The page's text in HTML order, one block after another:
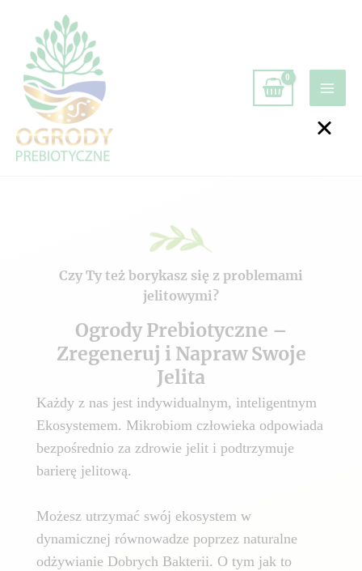
Czy Ty też borykasz się z problemami
jelitowymi?
Ogrody Prebiotyczne –
Zregeneruj i Napraw Swoje
Jelita
Każdy z nas jest indywidualnym, inteligentnym
Ekosystemem. Mikrobiom człowieka odpowiada
bezpośrednio za zdrowie jelit i podtrzymuje
barierę jelitową.
Możesz utrzymać swój ekosystem w
dynamicznej równowadze poprzez naturalne
odżywianie Dobrych Bakterii. O tym jak to